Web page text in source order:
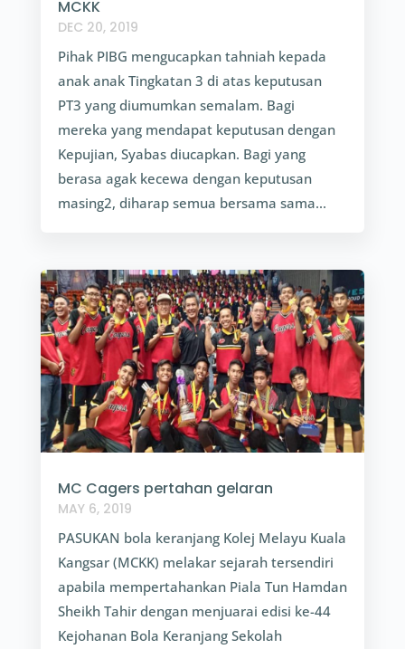
MCKK
DEC 20, 2019
Pihak PIBG mengucapkan tahniah kepada
anak anak Tingkatan 3 di atas keputusan
PT3 yang diumumkan semalam. Bagi
mereka yang mendapat keputusan dengan
Kepujian, Syabas diucapkan. Bagi yang
berasa agak kecewa dengan keputusan
masing2, diharap semua bersama sama...
MC Cagers pertahan gelaran
MAY 6, 2019
PASUKAN bola keranjang Kolej Melayu Kuala
Kangsar (MCKK) melakar sejarah tersendiri
apabila mempertahankan Piala Tun Hamdan
Sheikh Tahir dengan menjuarai edisi ke-44
Kejohanan Bola Keranjang Sekolah